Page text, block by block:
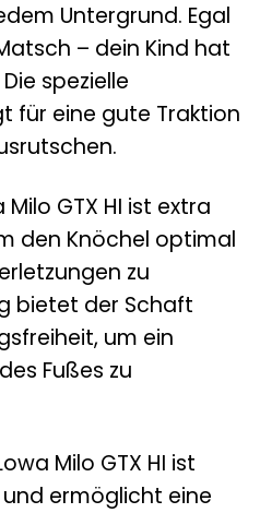
Untergrund. Egal
– dein Kind hat
spezielle
für eine gute Traktion
Milo GTX HI ist extra
den Knöchel optimal
zu
bietet der Schaft
um ein
Fußes zu
Milo GTX HI ist
ermöglicht eine